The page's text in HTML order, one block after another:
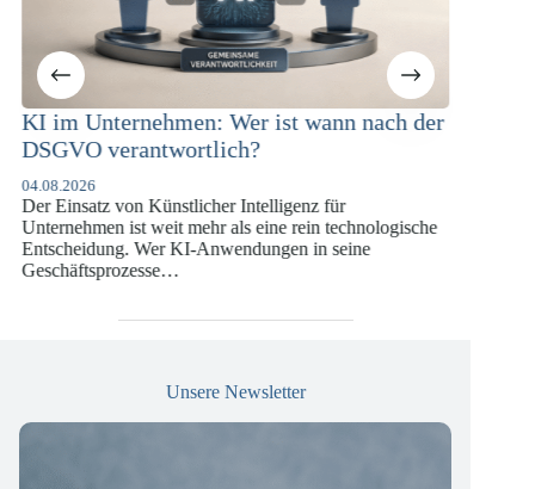
der
KI-Compliance in der
Versicherungswirtschaft mit DORA,
07.07.2026
Die europäische Digitalregulierung hat in den
vergangenen Jahren eine enorme Komplexität erreicht,
die insbesondere Unternehmen der Finanz- und
Unsere Newsletter